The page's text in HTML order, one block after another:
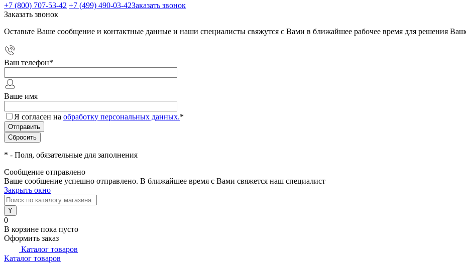
+7 (800) 707-53-42 +7 (499) 490-03-42Заказать звонок
Заказать звонок
Оставьте Ваше сообщение и контактные данные и наши специалисты свяжутся с Вами в ближайшее рабочее время для решения
Ваш телефон*
Ваше имя
Я согласен на обработку персональных данных.*
* - Поля, обязательные для заполнения
Сообщение отправлено
Ваше сообщение успешно отправлено. В ближайшее время с Вами свяжется наш специалист
Закрыть окно
0
В корзине пока пусто
Оформить заказ
Каталог товаров
Каталог товаров